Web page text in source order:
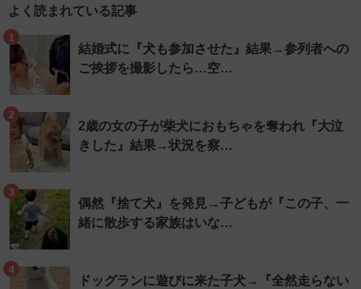
よく読まれている記事
1
結婚式に『犬も参加させた』結果→参列者への
ご挨拶を撮影したら…空…
2
2歳の女の子が柴犬におもちゃを奪われ『大泣
きした』結果→状況を察…
3
偶然『捨て犬』を発見→子どもが『この子、一
緒に散歩する家族はいな…
4
ドッグランに遊びに来た子犬→『全然走らない